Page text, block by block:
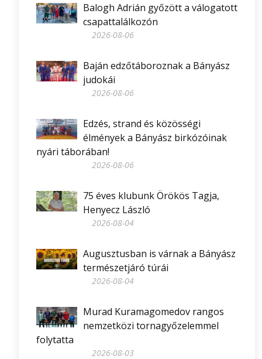
Balogh Adrián győzött a válogatott
csapattalálkozón
2026-08-06
Baján edzőtáboroznak a Bányász
judokái
2026-08-06
Edzés, strand és közösségi
élmények a Bányász birkózóinak
nyári táborában!
2026-08-06
75 éves klubunk Örökös Tagja,
Henyecz László
2026-08-04
Augusztusban is várnak a Bányász
természetjáró túrái
2026-08-04
Murad Kuramagomedov rangos
nemzetközi tornagyőzelemmel
folytatta
2026-08-03